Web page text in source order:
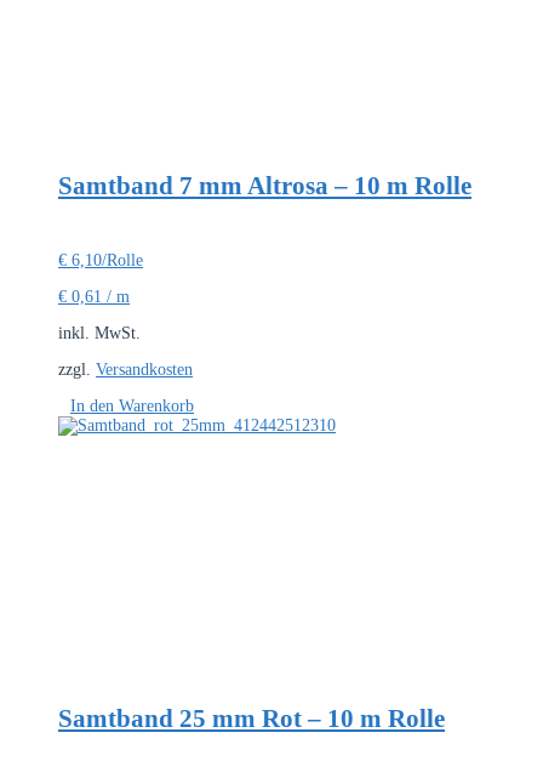
Samtband 7 mm Altrosa – 10 m Rolle
€ 6,10/Rolle
€ 0,61 / m
inkl. MwSt.
zzgl. Versandkosten
In den Warenkorb
Samtband 25 mm Rot – 10 m Rolle